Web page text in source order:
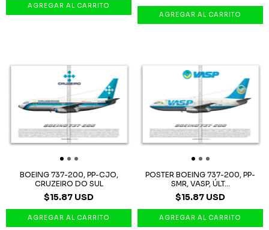
BOEING 737-200, PP-CJO,
CRUZEIRO DO SUL
$15.87 USD
POSTER BOEING 737-200, PP-
SMR, VASP, ÚLT...
$15.87 USD